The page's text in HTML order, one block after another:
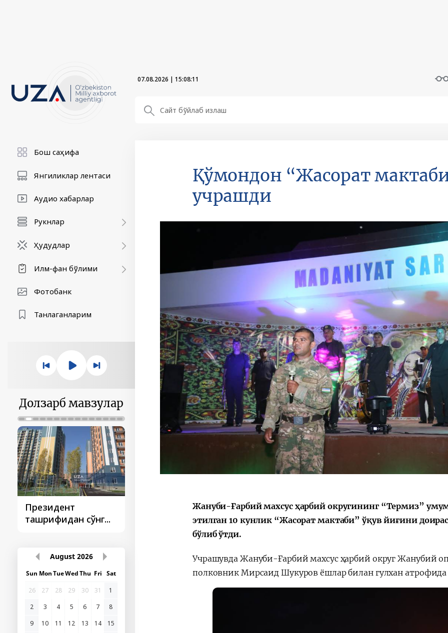
07.08.2026 | 15:08:13
Бош саҳифа
Янгиликлар лентаси
Аудио хабарлар
Рукнлар
Ҳудудлар
Илм-фан бўлими
Фотобанк
Танлаганларим
Долзарб мавзулар
Президент
ташрифидан сўнг...
ташрифлари
Қарор ва ижро
“Ўзбекистон –
стратегияси
August 2026
Sun MonTueWedThu Fri Sat
26
27 28 29 30 31
1
2
3 4 5 6 7
8
9
10 11 12 13 14
15
Қўмондон “Жасорат
учрашди
Жануби-Ғарбий махсус ҳарбий округининг “Термиз”
этилган 10 кунлик “Жасорат мактаби” ўқув йиғини
бўлиб ўтди.
Учрашувда Жануби-Ғарбий махсус ҳарбий округ Жанубий
полковник Мирсаид Шукуров ёшлар билан гулхан атрофида